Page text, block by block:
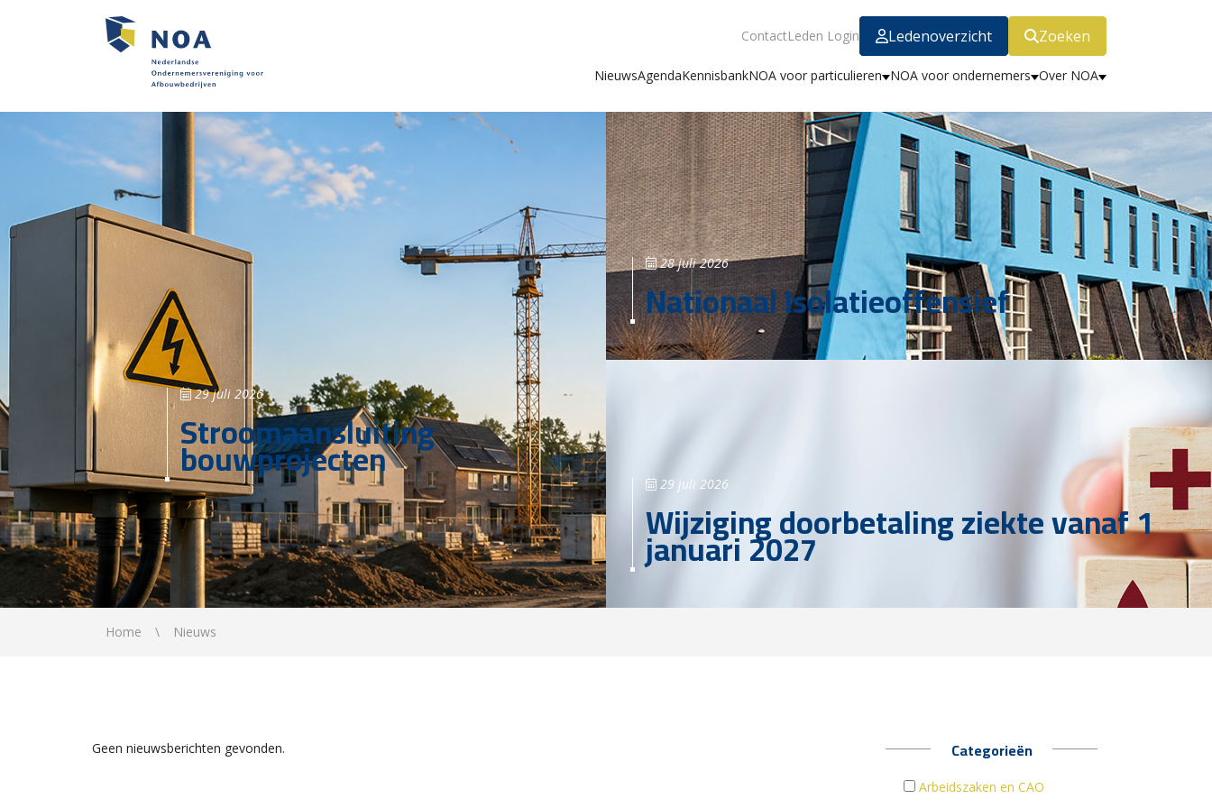
ContactLeden Login Ledenoverzicht Zoeken
NieuwsAgendaKennisbankNOA voor particulieren NOA voor ondernemers Over NOA
29 juli 2026
Stroomaansluiting
bouwprojecten
28 juli 2026
Nationaal Isolatieoffensief
29 juli 2026
Wijziging doorbetaling ziekte vanaf 1
januari 2027
Home Nieuws
Geen nieuwsberichten gevonden. Categorieën
Arbeidszaken en CAO